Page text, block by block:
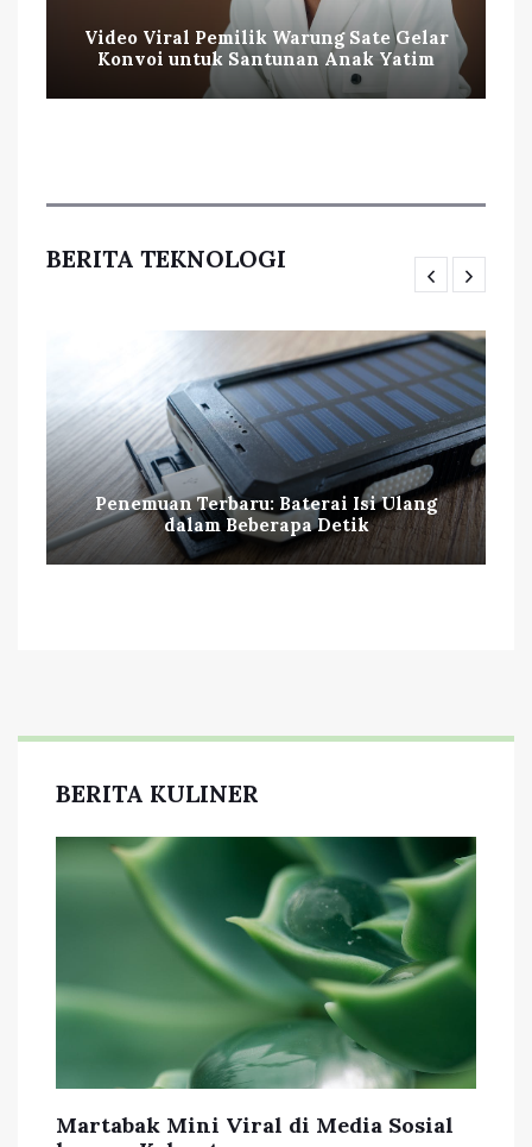
Video Viral Pemilik Warung Sate Gelar
Konvoi untuk Santunan Anak Yatim
BERITA TEKNOLOGI
Penemuan Terbaru: Baterai Isi Ulang
dalam Beberapa Detik
BERITA KULINER
Martabak Mini Viral di Media Sosial